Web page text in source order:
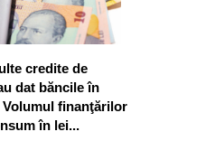
credite de
dat băncile în
Volumul finanţărilor
în lei...